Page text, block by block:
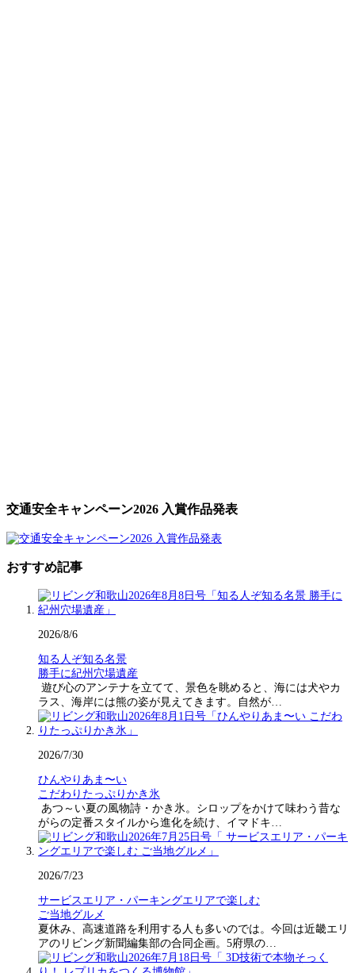
交通安全キャンペーン2026 入賞作品発表
おすすめ記事
2026/8/6
知る人ぞ知る名景
勝手に紀州穴場遺産
遊び心のアンテナを立てて、景色を眺めると、海には犬やカ
ラス、海岸には熊の姿が見えてきます。自然が…
2026/7/30
ひんやりあま〜い
こだわりたっぷりかき氷
あつ～い夏の風物詩・かき氷。シロップをかけて味わう昔な
がらの定番スタイルから進化を続け、イマドキ…
2026/7/23
サービスエリア・パーキングエリアで楽しむ
ご当地グルメ
夏休み、高速道路を利用する人も多いのでは。今回は近畿エリ
アのリビング新聞編集部の合同企画。5府県の…